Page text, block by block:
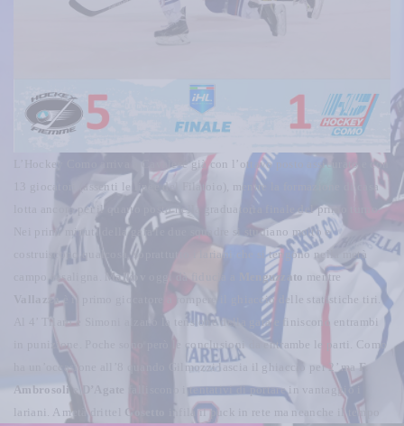
L’Hockey Como arriva a Cavalese già con l’ottavo posto assicurato e con
13 giocatori (assenti le linee del Filatoio), mentre la formazione di casa
lotta ancora per il quarto posto nella graduatoria finale del primo turno.
Nei primi minuti della gara le due squadre si studiano molto e
costruiscono qualcosa, soprattutto i lariani che si tengono nella metà
campo casaligna.
Malkov Menguzzato mentre
Vallazzaè il primo giocatore a rompere il ghiaccio delle statistiche tiri.
Al 4’ Tilaro e Simoni alzano la tensione della gara e finiscono entrambi
in punizione. Poche sono però le conclusioni da entrambe le parti. Como
ha un’occasione all’8 quando Gilmozzi lascia il ghiaccio per 2’ ma F.
Ambrosoli e
falliscono i tentativi di portare in vantaggio i
lariani. A metà drittel
infila il puck in rete ma neanche il tempo